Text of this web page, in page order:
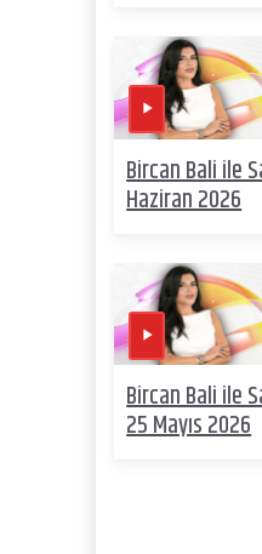
Bircan Bali ile
Haziran 2026
Bircan Bali ile
25 Mayıs 2026